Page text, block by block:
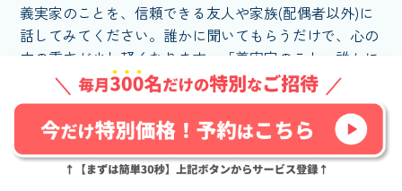
義実家のことを、信頼できる友人や家族(配偶者以外)に
話してみてください。誰かに聞いてもらうだけで、心の
中の重さが少し軽くなります。「義実家のこと、誰かに
話せる場所」を持っておくことが大切です。話を聞いて
もらいたいだけの時には、誰かに話を聞いてほしいだけ
でもカウンセリングは使える・ただ話や愚痴を聞いて欲
しい時の活用法を紹介も参考になります。